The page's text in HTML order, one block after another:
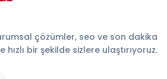
çözümler, seo ve son dakika
bir şekilde sizlere ulaştırıyoruz.